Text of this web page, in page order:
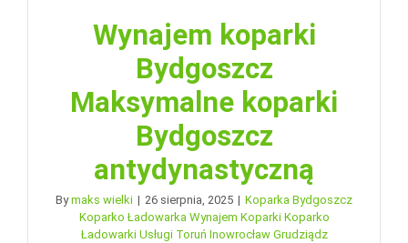
Wynajem koparki
Bydgoszcz
Maksymalne koparki
Bydgoszcz
antydynastyczną
Bymaks wielki | 26 sierpnia, 2025 | Koparka Bydgoszcz
Koparko Ładowarka Wynajem Koparki Koparko
Ładowarki Usługi Toruń Inowrocław Grudziądz